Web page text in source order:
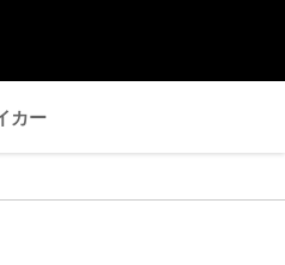
カー